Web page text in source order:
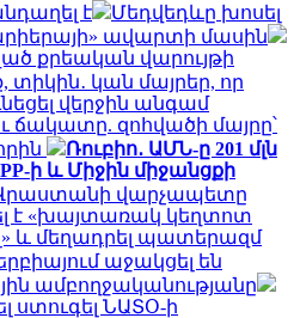
է
Մեդվեդևը խոսել
ավարտի մասին
քրեական վարույթի
տիկին․ կան մայրեր, որ
վերջին անգամ
ճակատը. զոհվածի մայրը՝
Ռուբիո․ ԱՄՆ-ը 201 մլն
ի և Միջին միջանցքի
վարչապետը
է «խայտառակ կեղտոտ
և մեղադրել պատերազմ
աջակցել են
ամբողջականությանը
ստուգել ՆԱՏՕ-ի